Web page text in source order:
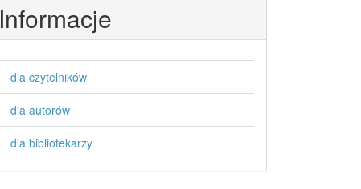
Informacje
dla czytelników
dla autorów
dla bibliotekarzy